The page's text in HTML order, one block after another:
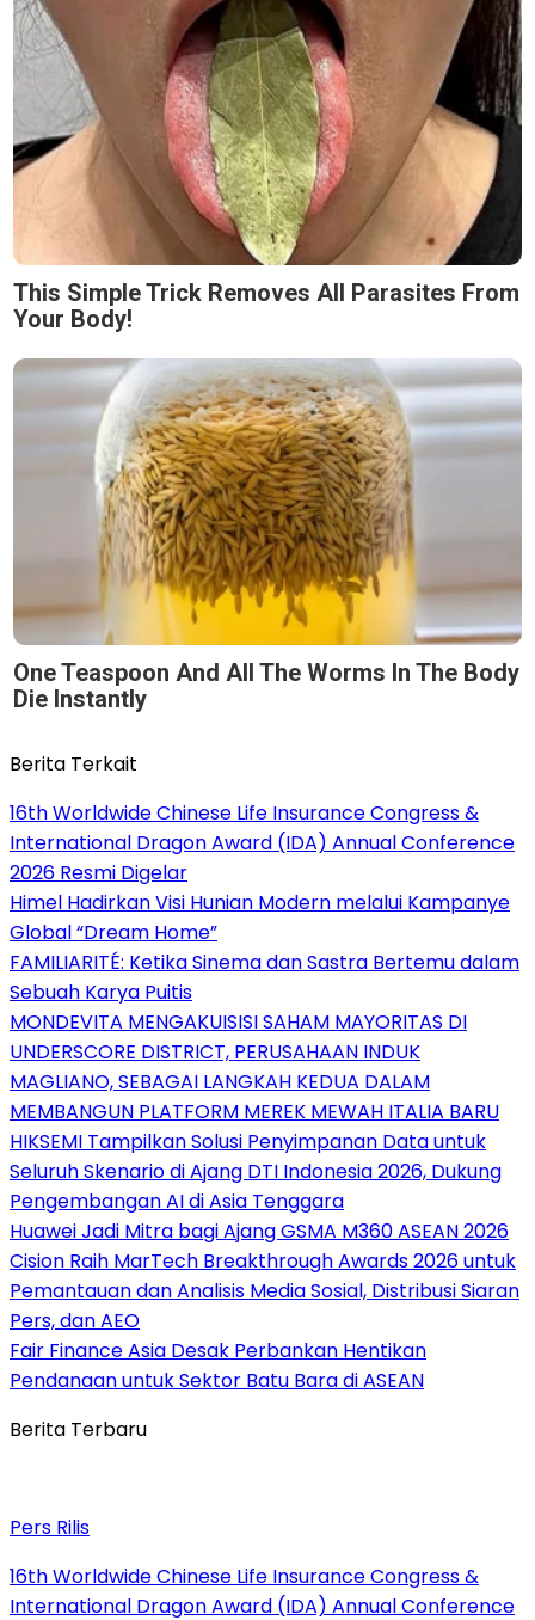
This Simple Trick Removes All Parasites From
Your Body!
One Teaspoon And All The Worms In The Body
Die Instantly
Berita Terkait
16th Worldwide Chinese Life Insurance Congress &
International Dragon Award (IDA) Annual Conference
2026 Resmi Digelar
Himel Hadirkan Visi Hunian Modern melalui Kampanye
Global “Dream Home”
FAMILIARITÉ: Ketika Sinema dan Sastra Bertemu dalam
Sebuah Karya Puitis
MONDEVITA MENGAKUISISI SAHAM MAYORITAS DI
UNDERSCORE DISTRICT, PERUSAHAAN INDUK
MAGLIANO, SEBAGAI LANGKAH KEDUA DALAM
MEMBANGUN PLATFORM MEREK MEWAH ITALIA BARU
HIKSEMI Tampilkan Solusi Penyimpanan Data untuk
Seluruh Skenario di Ajang DTI Indonesia 2026, Dukung
Pengembangan AI di Asia Tenggara
Huawei Jadi Mitra bagi Ajang GSMA M360 ASEAN 2026
Cision Raih MarTech Breakthrough Awards 2026 untuk
Pemantauan dan Analisis Media Sosial, Distribusi Siaran
Pers, dan AEO
Fair Finance Asia Desak Perbankan Hentikan
Pendanaan untuk Sektor Batu Bara di ASEAN
Berita Terbaru
Pers Rilis
16th Worldwide Chinese Life Insurance Congress &
International Dragon Award (IDA) Annual Conference